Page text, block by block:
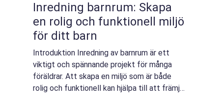
Inredning barnrum: Skapa
en rolig och funktionell miljö
för ditt barn
Introduktion Inredning av barnrum är ett
viktigt och spännande projekt för många
föräldrar. Att skapa en miljö som är både
rolig och funktionell kan hjälpa till att främja